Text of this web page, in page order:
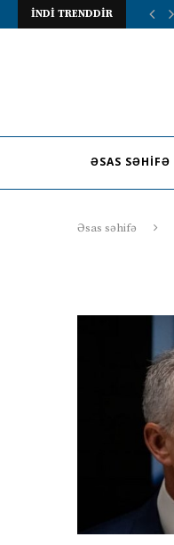
İNDİ TRENDDİR
ƏSAS SƏHIFƏ
Əsas səhifə